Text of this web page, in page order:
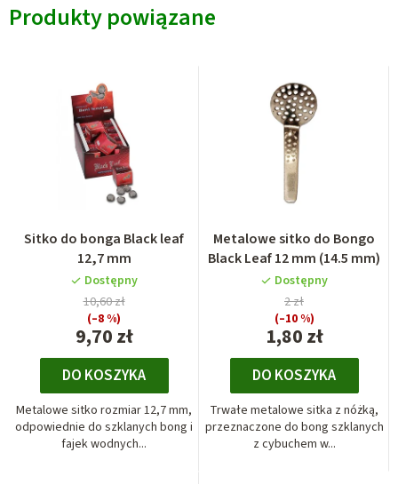
Produkty powiązane
Sitko do bonga Black leaf
12,7 mm
Dostępny
9,70 zł
10,60 zł
(–8 %)
DO KOSZYKA
Metalowe sitko rozmiar 12,7 mm,
odpowiednie do szklanych bong i
fajek wodnych...
Metalowe sitko do Bongo
Black Leaf 12 mm (14.5 mm)
Dostępny
1,80 zł
2 zł
(–10 %)
DO KOSZYKA
Trwałe metalowe sitka z nóżką,
przeznaczone do bong szklanych
z cybuchem w...